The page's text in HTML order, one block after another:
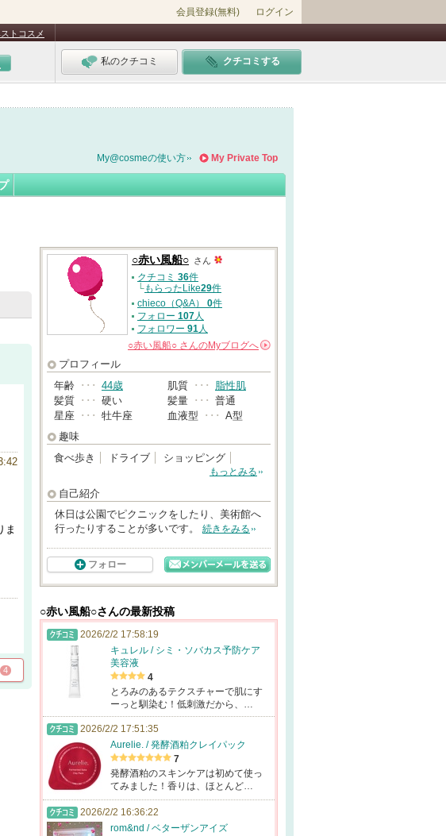
会員登録(無料) ログイン
トコスメ
私のクチコミ クチコミする
My Private Top
My@cosmeの使い方
ま
4
○赤い風船○ さん
クチコミ 36件
└もらったLike29件
chieco（Q&A） 0件
フォロー 107人
フォロワー 91人
○赤い風船○ さんのMyブログへ
プロフィール
年齢 ･･･ 44歳 肌質 ･･･
脂性肌
髪質 ･･･ 硬い 髪量 ･･･ 普通
星座 ･･･ 牡牛座 血液型 ･･･ A型
趣味
食べ歩き
ドライブ ショッピング
もっとみる
自己紹介
休日は公園でピクニックをしたり、美術館へ
行ったりすることが多いです。 続きをみる
フォロー
○赤い風船○さんの最新投稿
2026/2/2 17:58:19
キュレル / シミ・ソバカス予防ケア
美容液
4
とろみのあるテクスチャーで肌にす
ーっと馴染む！低刺激だから、…
2026/2/2 17:51:35
Aurelie. / 発酵酒粕クレイパック
7
発酵酒粕のスキンケアは初めて使っ
てみました！香りは、ほとんど…
2026/2/2 16:36:22
rom&nd / ベターザンアイズ